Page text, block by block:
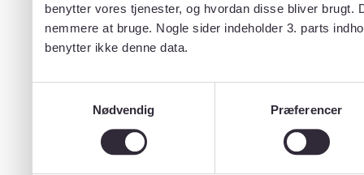
benytter vores tjenester, og hvordan disse bliver
nemmere at bruge. Nogle sider indeholder 3. parts
benytter ikke denne data.
Nødvendig
Præferencer